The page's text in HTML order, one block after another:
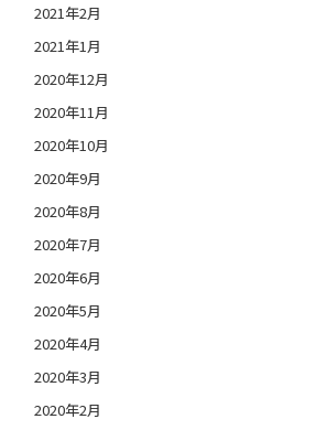
2021年2月
2021年1月
2020年12月
2020年11月
2020年10月
2020年9月
2020年8月
2020年7月
2020年6月
2020年5月
2020年4月
2020年3月
2020年2月